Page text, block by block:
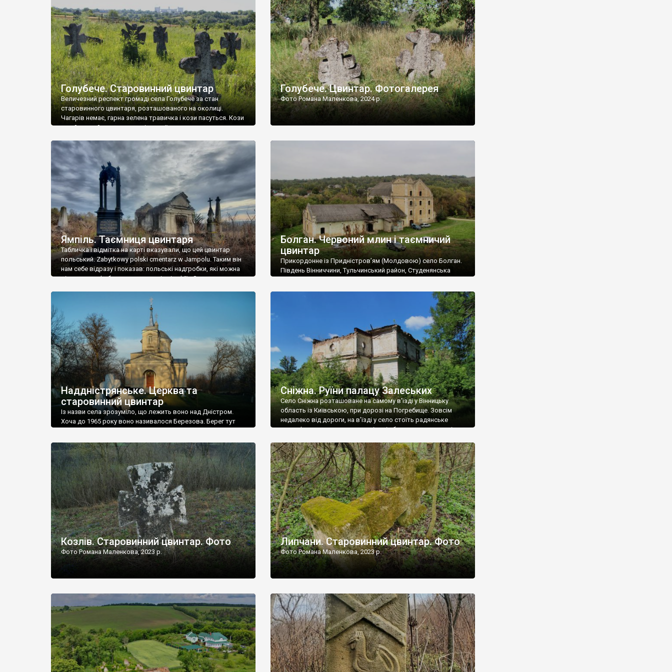
[…]
Голубече. Старовинний цвинтар
Величезний респект громаді села Голубече за стан
старовинного цвинтаря, розташованого на околиці.
Чагарів немає, гарна зелена травичка і кози пасуться. Кози
– найкращий регулятор шкідливої, для старих кладовищ,
бруньками, кози ті бруньки обгризають, бо то улюблений
делікатес. На цвинтарі у Голубечому ціла колекція
різноманітних форм хрестів. Село відносно невелике, […]
Голубече. Цвинтар. Фотогалерея
Фото Романа Маленкова, 2024 р.
Ямпіль. Таємниця цвинтаря
Табличка і відмітка на карті вказували, що цей цвинтар
польський. Zabytkowy polski cmentarz w Jampolu. Таким він
нам себе відразу і показав: польські надгробки, які можна
віднести до фабричних, польські епітафії… Загалом цвинтар
виявилося більше семи гектарів. Перше враження про
абсолютну звичайність польського цвинтаря виявилося
оманливим – […]
Болган. Червоний млин і таємничий
цвинтар
Прикордонне із Придністров’ям (Молдовою) село Болган.
Південь Вінниччини, Тульчинський район, Студенянська
старовинний цвинтар із кам’яними хрестами. Всі епітафії, які
збереглися, написані кирилицею, церковнослов’янською
мовою. За всіма традиційними ознаками – цвинтар
український. Хрести датуються 19 століттям. У 1924-1940
роках Болган […]
Наддністрянське. Церква та
старовинний цвинтар
Із назви села зрозуміло, що лежить воно над Дністром.
Хоча до 1965 року воно називалося Березова. Берег тут
Наддністрянське відрізняється від більшості навколишніх
сіл. У селі є мурована Михайлівська церква. Точної дати […]
Сніжна. Руїни палацу Залеських
Село Сніжна розташоване на самому в’їзді у Вінницьку
область із Київською, при дорозі на Погребище. Зовсім
недалеко від дороги, на в’їзді у село стоїть радянське
рельєфне пано, яке показує жінку і яблуню, а трохи далі,
дороги їх не видно, але видно дві стареньких колії у траві –
[…]
Козлів. Старовинний цвинтар. Фото
Фото Романа Маленкова, 2023 р.
Липчани. Старовинний цвинтар. Фото
Фото Романа Маленкова, 2023 р.